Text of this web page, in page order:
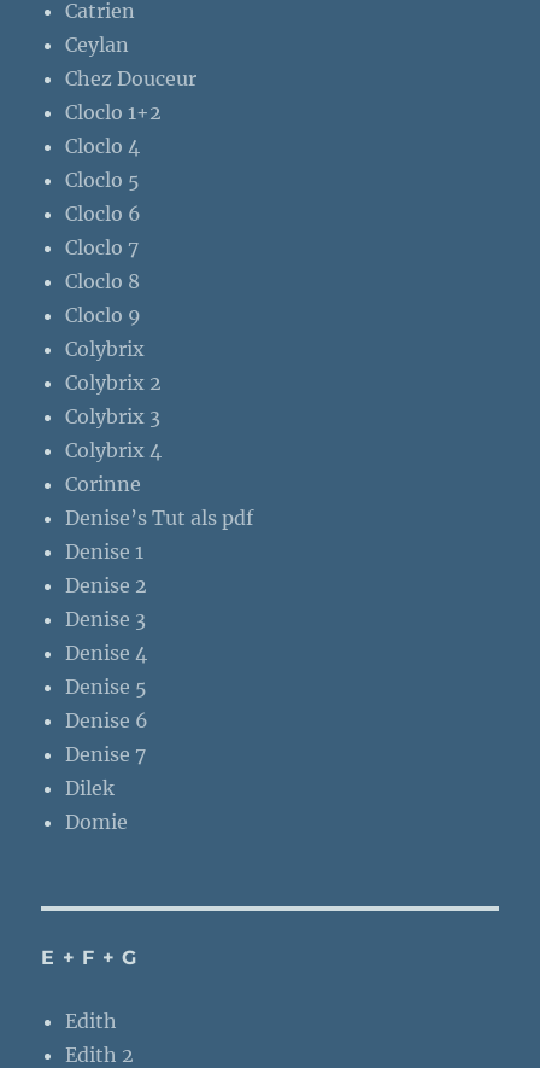
Catrien
Ceylan
Chez Douceur
Cloclo 1+2
Cloclo 4
Cloclo 5
Cloclo 6
Cloclo 7
Cloclo 8
Cloclo 9
Colybrix
Colybrix 2
Colybrix 3
Colybrix 4
Corinne
Denise’s Tut als pdf
Denise 1
Denise 2
Denise 3
Denise 4
Denise 5
Denise 6
Denise 7
Dilek
Domie
E + F + G
Edith
Edith 2